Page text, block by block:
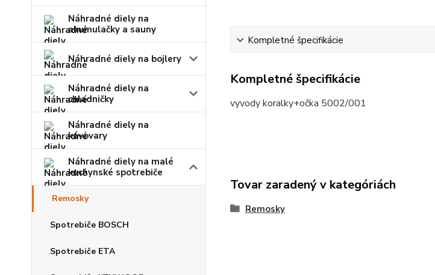
Náhradné diely na
akumulačky a sauny
Náhradné diely na bojlery
Náhradné diely na
chladničky
Náhradné diely na
kávovary
Náhradné diely na malé
kuchynské spotrebiče
Remosky
Spotrebiče BOSCH
Spotrebiče ETA
Kompletné špecifikácie
Kompletné špecifikácie
vyvody koralky+očka 5002/001
Tovar zaradený v kategóriách
Remosky